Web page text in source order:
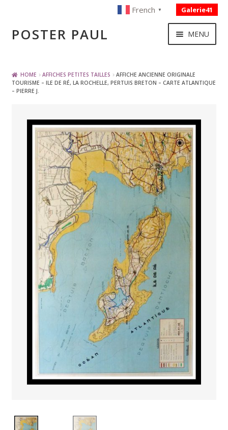
Skip
to
Skip
toPOSTER PAUL
French ▼ Galerie41
MENU
BOISSON – ALIMENTATION
VOYAGE – TRANSPORT
SPORT – COURSE AUTOMOBILE – CYCLES
TOURISME FRANCAIS
PAYS ETRANGER
THEATRE – EXPOSITION
GUERRE ORIENTALISME
AFFICHES PETITES TAILLES
HOME AFFICHES PETITES TAILLES
AFFICHE ANCIENNE ORIGINALE
TOURISME – ILE DE RÉ, LA ROCHELLE, PERTUIS BRETON – CARTE ATLANTIQUE
– PIERRE J.